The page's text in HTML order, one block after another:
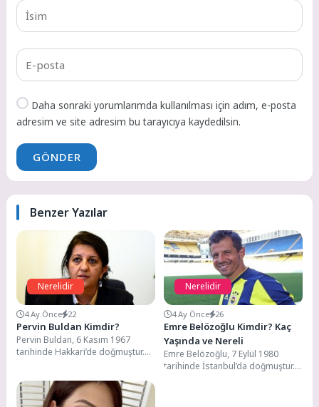
Daha sonraki yorumlarımda kullanılması için adım, e-posta
adresim ve site adresim bu tarayıcıya kaydedilsin.
GÖNDER
Benzer Yazılar
Nerelidir
4 Ay Önce 22
Pervin Buldan Kimdir?
Pervin Buldan, 6 Kasım 1967
tarihinde Hakkari’de doğmuştur.
Nerelidir
4 Ay Önce 26
Emre Belözoğlu Kimdir? Kaç
Yaşında ve Nereli
Emre Belözoğlu, 7 Eylül 1980
tarihinde İstanbul’da doğmuştur.